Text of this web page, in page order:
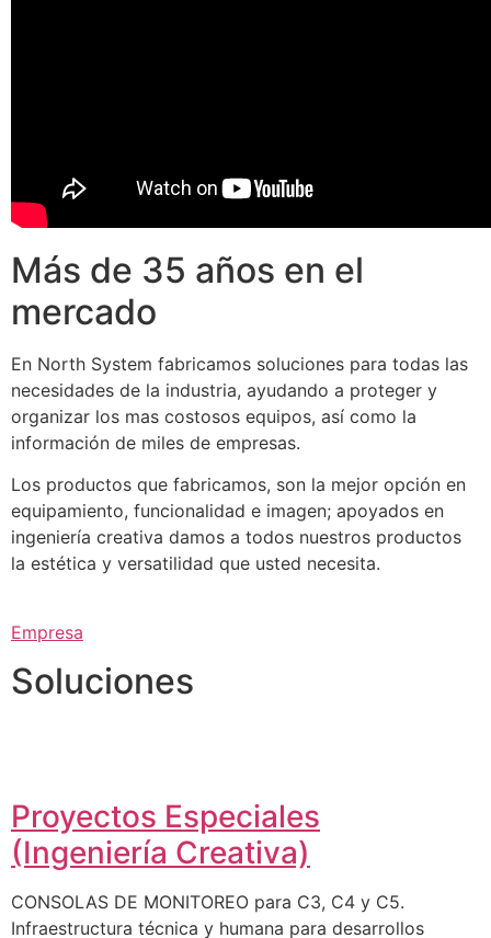
Más de 35 años en el
mercado
En North System fabricamos soluciones para todas las
necesidades de la industria, ayudando a proteger y
organizar los mas costosos equipos, así como la
información de miles de empresas.
Los productos que fabricamos, son la mejor opción en
equipamiento, funcionalidad e imagen; apoyados en
ingeniería creativa damos a todos nuestros productos
la estética y versatilidad que usted necesita.
Empresa
Soluciones
Proyectos Especiales
(Ingeniería Creativa)
CONSOLAS DE MONITOREO para C3, C4 y C5.
Infraestructura técnica y humana para desarrollos